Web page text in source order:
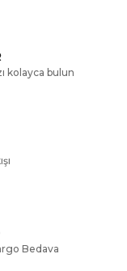
kolayca bulun
Bedava